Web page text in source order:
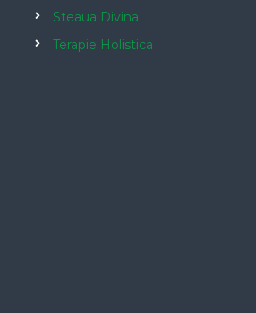
Steaua Divina
Terapie Holistica